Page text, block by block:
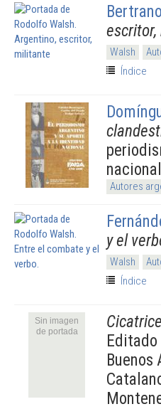
Walsh
Índice
Autores
y el
Walsh
Índice
Sin imagen
de portada
Editado
Buenos